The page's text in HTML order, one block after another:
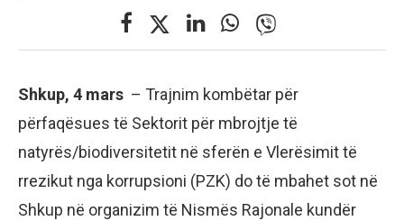
Shkup, 4 mars – Trajnim kombëtar për
përfaqësues të Sektorit për mbrojtje të
natyrës/biodiversitetit në sferën e Vlerësimit të
rrezikut nga korrupsioni (PZK) do të mbahet sot në
Shkup në organizim të Nismës Rajonale kundër